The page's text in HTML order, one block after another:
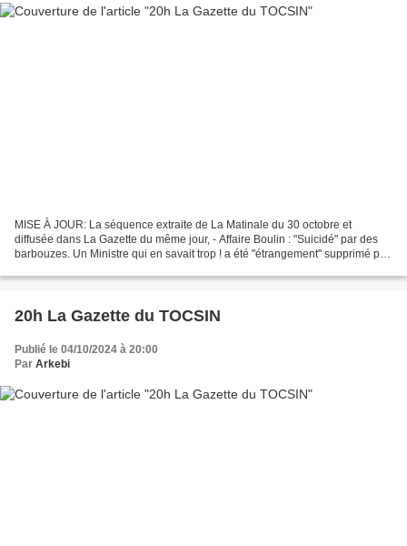
MISE À JOUR: La séquence extraite de La Matinale du 30 octobre et
diffusée dans La Gazette du même jour, - Affaire Boulin : "Suicidé" par des
barbouzes. Un Ministre qui en savait trop ! a été "étrangement" supprimé par
20h La Gazette du TOCSIN
Publié le 04/10/2024 à 20:00
Par Arkebi